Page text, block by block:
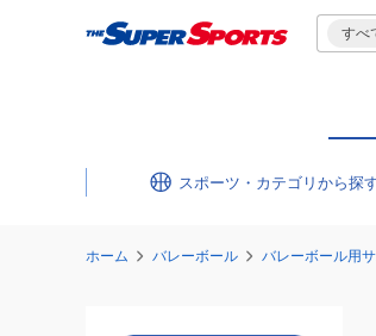
すべ
スポーツ・カテゴリ
ホーム バレーボール バレーボール用